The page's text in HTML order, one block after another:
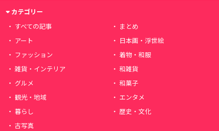
カテゴリー
すべての記事
まとめ
アート
日本画・浮世絵
ファッション
着物・和服
雑貨・インテリア
和雑貨
グルメ
和菓子
観光・地域
エンタメ
暮らし
歴史・文化
古写真